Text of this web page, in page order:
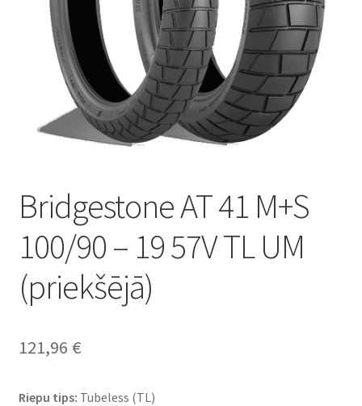
Bridgestone AT 41 M+S
100/90 – 19 57V TL UM
(priekšējā)
121,96 €
Riepu tips: Tubeless (TL)